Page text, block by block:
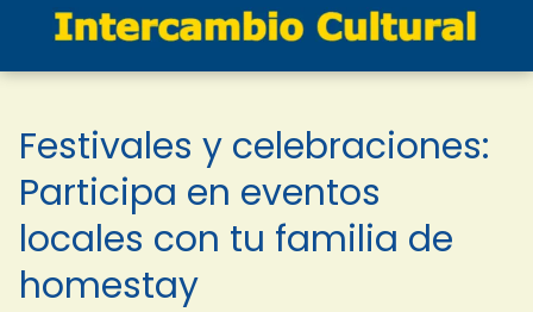
Festivales y celebraciones:
Participa en eventos
locales con tu familia de
homestay